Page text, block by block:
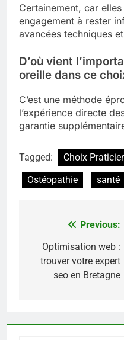
Certainement, car
engagement à rester
avancées techniques
D’où vient
oreille dans ce
C’est une méthode
l’expérience directe
garantie
Tagged: Choix
Ostéopathie
santé
Navigation
de
l’article
Previous:
Optimisation web :
trouver votre expert
seo en Bretagne